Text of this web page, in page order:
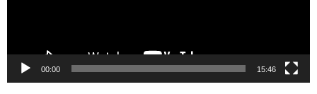
00:00 15:46